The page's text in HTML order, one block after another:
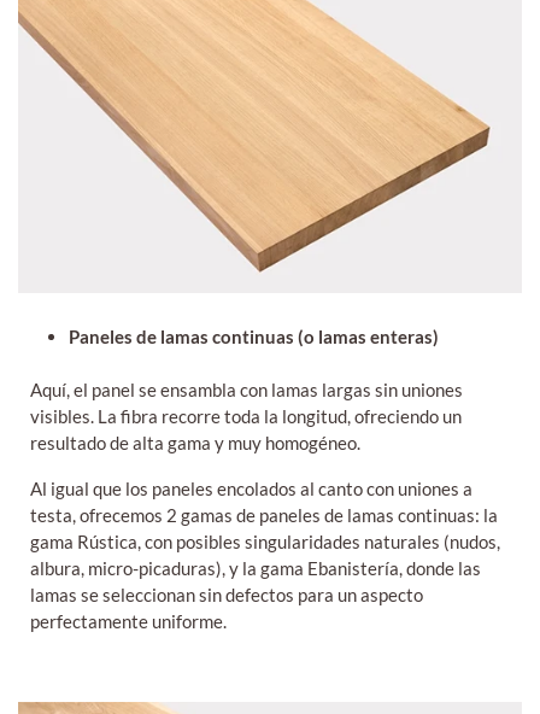
Paneles de lamas continuas (o lamas enteras)
Aquí, el panel se ensambla con lamas largas sin uniones
visibles. La fibra recorre toda la longitud, ofreciendo un
resultado de alta gama y muy homogéneo.
Al igual que los paneles encolados al canto con uniones a
testa, ofrecemos 2 gamas de paneles de lamas continuas: la
gama Rústica, con posibles singularidades naturales (nudos,
albura, micro-picaduras), y la gama Ebanistería, donde las
lamas se seleccionan sin defectos para un aspecto
perfectamente uniforme.